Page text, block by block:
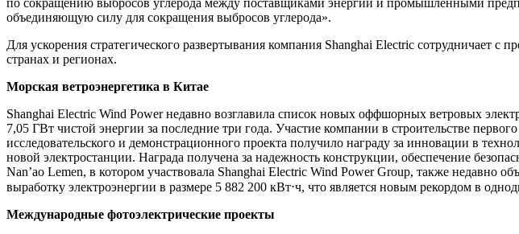
по сокращению выбросов углерода между поставщиками энергии и промышленными
объединяющую силу для сокращения выбросов углерода».
Для ускорения стратегического развертывания компания Shanghai Electric
странах и регионах.
Морская ветроэнергетика в Китае
Shanghai Electric Wind Power недавно возглавила список новых оффшорных ветровых
7,05 ГВт чистой энергии за последние три года. Участие компании в строительстве
исследовательского и демонстрационного проекта получило награду за инновации в
новой электростанции. Награда получена за надежность конструкции, обеспечение
Nan’ao Lemen, в котором участвовала Shanghai Electric Wind Power Group, также
выработку электроэнергии в размере 5 882 200 кВт⋅ч, что является новым рекордом в
Международные фотоэлектрические проекты